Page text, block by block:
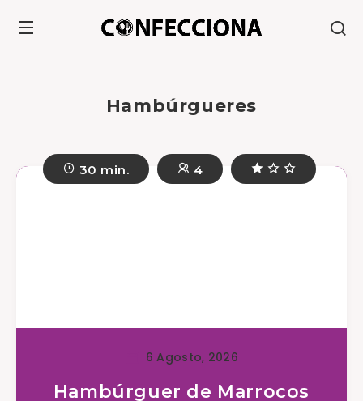
Hambúrgueres
30 min. 4
6 Agosto, 2026
Hambúrguer de Marrocos